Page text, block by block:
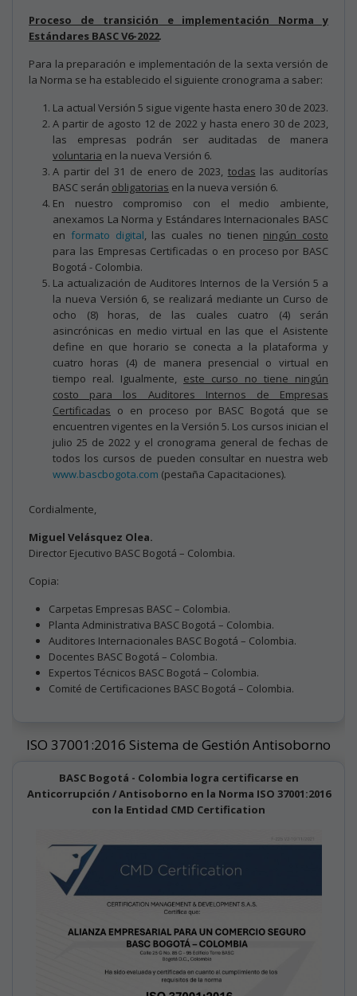
Proceso de transición e implementación Norma y
Estándares BASC V6-2022.
Para la preparación e implementación de la sexta versión de
la Norma se ha establecido el siguiente cronograma a saber:
La actual Versión 5 sigue vigente hasta enero 30 de 2023.
A partir de agosto 12 de 2022 y hasta enero 30 de 2023,
las empresas podrán ser auditadas de manera
voluntaria en la nueva Versión 6.
A partir del 31 de enero de 2023, todas las auditorías
BASC serán obligatorias en la nueva versión 6.
En nuestro compromiso con el medio ambiente,
anexamos La Norma y Estándares Internacionales BASC
en formato digital, las cuales no tienen ningún costo
para las Empresas Certificadas o en proceso por BASC
Bogotá - Colombia.
La actualización de Auditores Internos de la Versión 5 a
la nueva Versión 6, se realizará mediante un Curso de
ocho (8) horas, de las cuales cuatro (4) serán
asincrónicas en medio virtual en las que el Asistente
define en que horario se conecta a la plataforma y
cuatro horas (4) de manera presencial o virtual en
tiempo real. Igualmente, este curso no tiene ningún
costo para los Auditores Internos de Empresas
Certificadas o en proceso por BASC Bogotá que se
encuentren vigentes en la Versión 5. Los cursos inician el
julio 25 de 2022 y el cronograma general de fechas de
todos los cursos de pueden consultar en nuestra web
www.bascbogota.com (pestaña Capacitaciones).
Cordialmente,
Miguel Velásquez Olea.
Director Ejecutivo BASC Bogotá – Colombia.
Copia:
Carpetas Empresas BASC – Colombia.
Planta Administrativa BASC Bogotá – Colombia.
Auditores Internacionales BASC Bogotá – Colombia.
Docentes BASC Bogotá – Colombia.
Expertos Técnicos BASC Bogotá – Colombia.
Comité de Certificaciones BASC Bogotá – Colombia.
ISO 37001:2016 Sistema de Gestión Antisoborno
BASC Bogotá - Colombia logra certificarse en
Anticorrupción / Antisoborno en la Norma ISO 37001:2016
con la Entidad CMD Certification